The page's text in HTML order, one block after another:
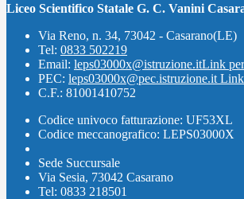
Liceo Scientifico Statale G. C. Vanini
Via Reno, n. 34, 73042 - Casarano(LE)
Tel: 0833 502219
Email: leps03000x@istruzione.itLink
PEC: leps03000x@pec.istruzione.it Link
C.F.: 81001410752
Codice univoco fatturazione: UF53XL
Codice meccanografico: LEPS03000X
Sede Succursale
Via Sesia, 73042 Casarano
Tel: 0833 218501